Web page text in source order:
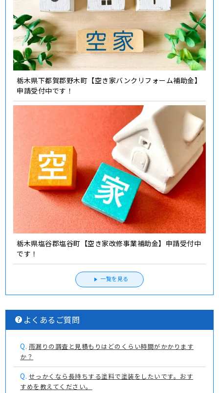
栃木県下都賀郡野木町【空き家バンクリフォーム補助金】
申請受付中です！
栃木県塩谷郡塩谷町【空き家改修事業補助金】申請受付中
です！
一覧を見る
よくあるご質問
Q. 雨漏りの調査と見積もりはどのくらい時間がかかります
か？
Q. せっかくなら長持ちする塗料で塗装をしたいです。おす
すめを教えてください。